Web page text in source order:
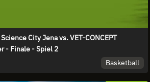
City Jena vs. VET-CONCEPT
- Finale - Spiel 2
Basketball